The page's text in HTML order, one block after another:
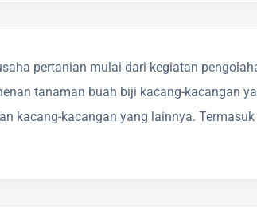
pertanian mulai dari kegiatan
tanaman buah biji kacang-kacangan
kacang-kacangan yang lainnya.